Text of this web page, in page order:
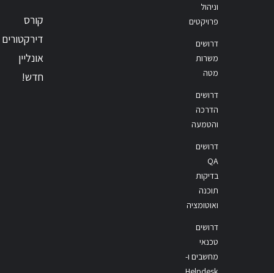
וניהול
פרויקטים
דרושים
משרות
מטה
דרושים
הדרכה
והטמעה
דרושים
QA
בדיקות
תוכנה
ואוטומציה
דרושים
טכנאי
מחשבים ו-
קורס
דירקטורים
אונליין
חדש!